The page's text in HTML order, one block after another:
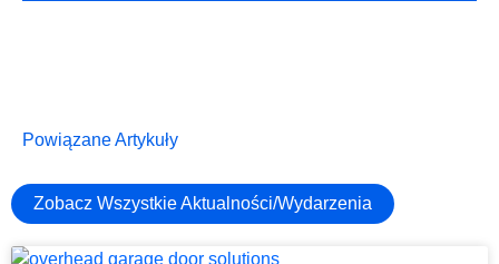
Powiązane Artykuły
Zobacz Wszystkie Aktualności/Wydarzenia